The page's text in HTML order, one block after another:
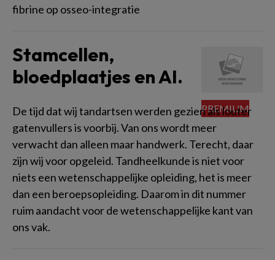
fibrine op osseo-integratie
Stamcellen,
bloedplaatjes en AI.
De tijd dat wij tandartsen werden gezien als louter
gatenvullers is voorbij. Van ons wordt meer
verwacht dan alleen maar handwerk. Terecht, daar
zijn wij voor opgeleid. Tandheelkunde is niet voor
niets een wetenschappelijke opleiding, het is meer
dan een beroepsopleiding. Daarom in dit nummer
ruim aandacht voor de wetenschappelijke kant van
ons vak.